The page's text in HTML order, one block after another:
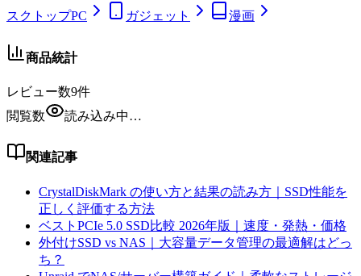
スクトップPC
ガジェット 漫画
商品統計
レビュー数9件
閲覧数
読み込み中…
関連記事
CrystalDiskMark の使い方と結果の読み方｜SSD性能を
正しく評価する方法
ベストPCIe 5.0 SSD比較 2026年版｜速度・発熱・価格
外付けSSD vs NAS｜大容量データ管理の最適解はどっ
ち？